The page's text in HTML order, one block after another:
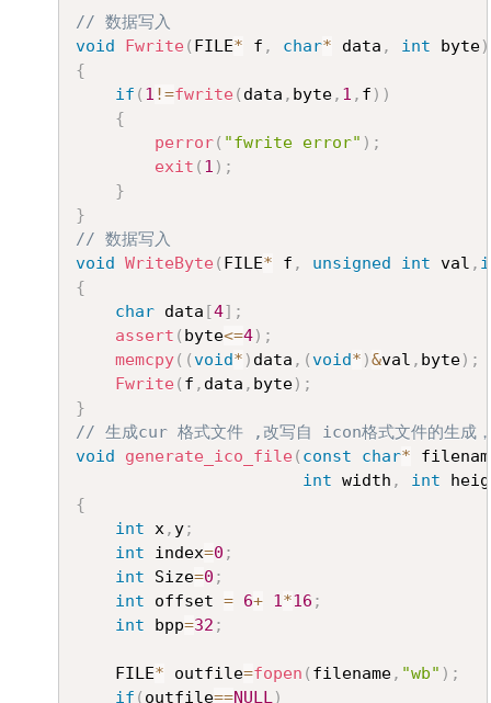
// 数据写入
void
Fwrite( FILE* f , char* data , int byte)
{
if ( 1 !=fwrite( data , byte, 1 , f ) )
{
perror( "fwrite error" ) ;
exit ( 1 ) ;
}
}
// 数据写入
void WriteByte( FILE* f , unsigned int val ,
{
char data [4] ;
assert ( byte<=4) ;
memcpy( (void* ) data , (void* )&val , byte) ;
Fwrite( f , data , byte) ;
}
// 生成cur 格式文件 ,改写自 icon格式文件的生成
void
generate_ico_file( const char*
int width , int
{
int x, y;
int index=0 ;
int Size=0 ;
int offset = 6+ 1*16 ;
int bpp=32 ;
	FILE
* outfile=fopen ( filename, "wb" ) ;
if ( outfile==NULL)